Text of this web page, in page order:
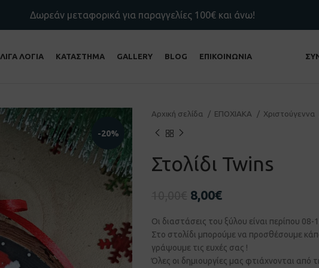
ΛΙΓΑ ΛΟΓΙΑ ΚΑΤΑΣΤΗΜΑ GALLERY BLOG ΕΠΙΚΟΙΝΩΝΙΑ
-20%
Αρχική σελίδα ΕΠΟΧΙΑΚΑ Χριστούγεννα
Στολίδι Twins
8,00€
Οι διαστάσεις του ξύλου είναι περίπου 08-
Στο στολίδι μπορούμε να προσθέσουμε
γράψουμε τις ευχές σας !
Όλες οι δημιουργίες μας φτιάχνονται από
Δωρεάν μεταφορικά για παραγγελίες 100€ και άνω!